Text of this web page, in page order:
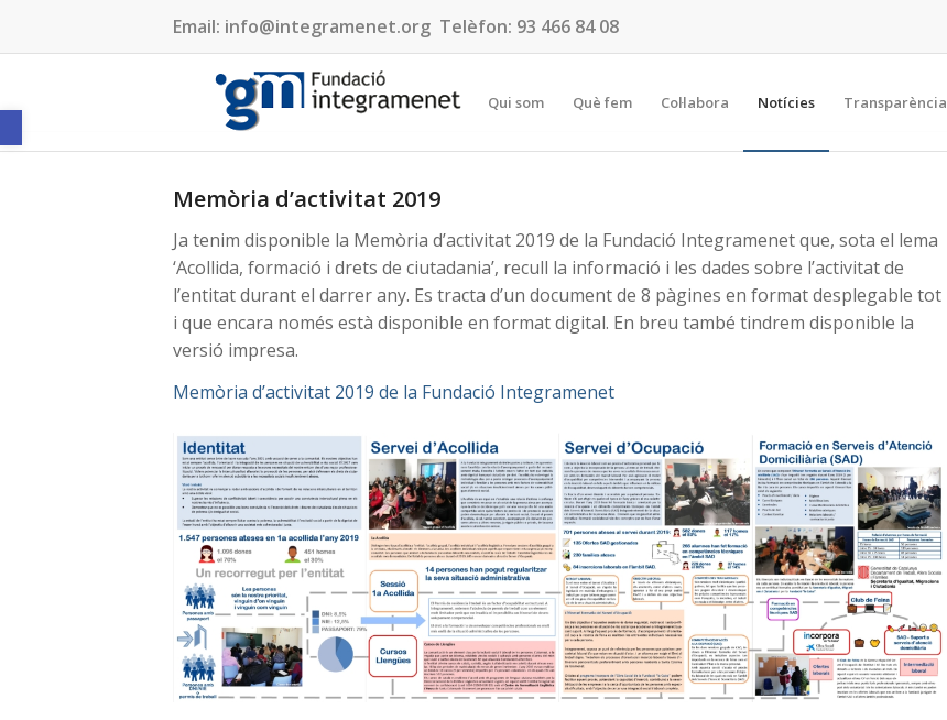
Obre la barra d'eines
Email: info@integramenet.org Telèfon: 93 466 84 08
Qui som Què fem Col·labora Notícies Transparència
Memòria d’activitat 2019
Ja tenim disponible la Memòria d’activitat 2019 de la Fundació Integramenet que, sota el lema
‘Acollida, formació i drets de ciutadania’, recull la informació i les dades sobre l’activitat de
l’entitat durant el darrer any. Es tracta d’un document de 8 pàgines en format desplegable tot
i que encara només està disponible en format digital. En breu també tindrem disponible la
versió impresa.
Memòria d’activitat 2019 de la Fundació Integramenet